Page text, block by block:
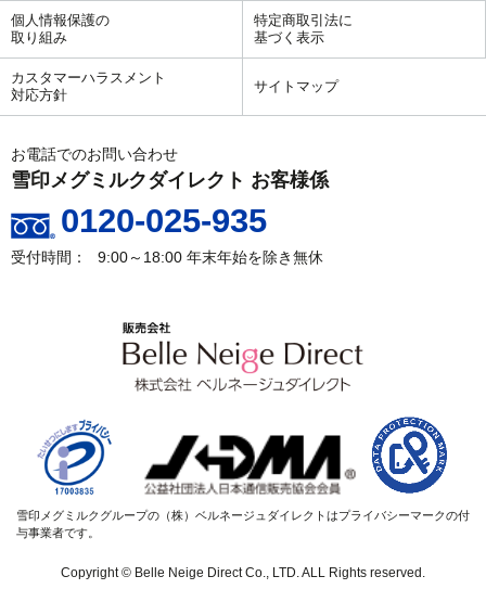
個人情報保護の
取り組み
特定商取引法に
基づく表示
カスタマーハラスメント
対応方針
サイトマップ
お電話でのお問い合わせ
雪印メグミルクダイレクト お客様係
0120-025-935
9:00～18:00 年末年始を除き無休
雪印メグミルクグループの（株）ベルネージュダイレクトはプライバシーマークの付
与事業者です。
Copyright © Belle Neige Direct Co., LTD. ALL Rights reserved.